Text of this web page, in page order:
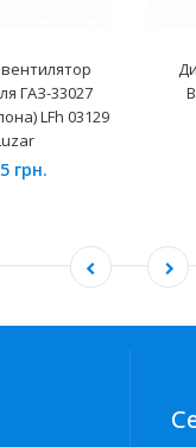
ГАЗ-33027
LFh 03129
грн.